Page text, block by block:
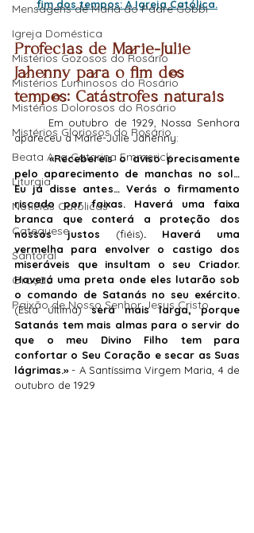
Mensagens de Maria ao Padre Gobbi
Igreja Doméstica
Mistérios Gozosos do Rosário
Mistérios Luminosos do Rosário
Mistérios Dolorosos do Rosário
Mistérios Gloriosos do Rosário
Beata Ana Catarina Emmerick
Liturgia
Notícias Católicas
Catequese
Santoral
Oração
Paixão de Nosso Senhor Jesus Cristo
fim dos tempos: A Igreja Católica.
Profecias de Marie-Julie
Jahenny para o fim dos
tempos: Catástrofes naturais
apareceu a Marie-Julie Jahenny:
«Recebereis o aviso precisamente
pelo aparecimento de manchas no sol…
Eu já disse antes… Verás o firmamento
riscado por faixas. Haverá uma faixa
branca que conterá a proteção dos
nossos justos (fiéis). Haverá uma
vermelha para envolver o castigo dos
miseráveis que insultam o seu Criador.
Haverá uma preta onde eles lutarão sob
(Esta última) será mais larga, porque
Satanás tem mais almas para o servir do
que o meu Divino Filho tem para
confortar o Seu Coração e secar as Suas
lágrimas.» - A Santíssima Virgem Maria, 4 de
outubro de 1929